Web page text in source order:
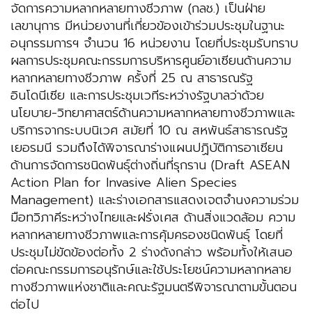
จัดการความหลากหลายทางชีวภาพ (กลช.) เป็นฝ่าย
เลขานุการ มีหน่วยงานที่เกี่ยวข้องเข้าร่วมประชุมในฐานะ
อนุกรรมการฯ จำนวน 16 หน่วยงาน โดยที่ประชุมรับทราบ
ผลการประชุมคณะกรรมการบริหารศูนย์อาเซียนด้านความ
หลากหลายทางชีวภาพ ครั้งที่ 25 ณ สาธารณรัฐ
อินโดนีเซีย และการประชุมเวทีระหว่างรัฐบาลว่าด้วย
นโยบาย-วิทยาศาสตร์ด้านความหลากหลายทางชีวภาพและ
บริการจากระบบนิเวศ สมัยที่ 10 ณ สหพันธ์สาธารณรัฐ
เยอรมนี รวมถึงได้พิจารณาร่างแผนปฏิบัติการอาเซียน
ด้านการจัดการชนิดพันธุ์ต่างถิ่นที่รุกราน (Draft ASEAN
Action Plan for Invasive Alien Species
Management) และร่างเอกสารแสดงเจตจำนงความร่วม
มือทวิภาคีระหว่างไทยและฝรั่งเศส ด้านสิ่งแวดล้อม ความ
หลากหลายทางชีวภาพและการคุ้มครองชนิดพันธุ์ โดยที่
ประชุมไม่ขัดข้องต่อทั้ง 2 ร่างดังกล่าว พร้อมทั้งให้เสนอ
ต่อคณะกรรมการอนุรักษ์และใช้ประโยชน์ความหลากหลาย
ทางชีวภาพแห่งชาติและคณะรัฐมนตรีพิจารณาตามขั้นตอน
ต่อไป